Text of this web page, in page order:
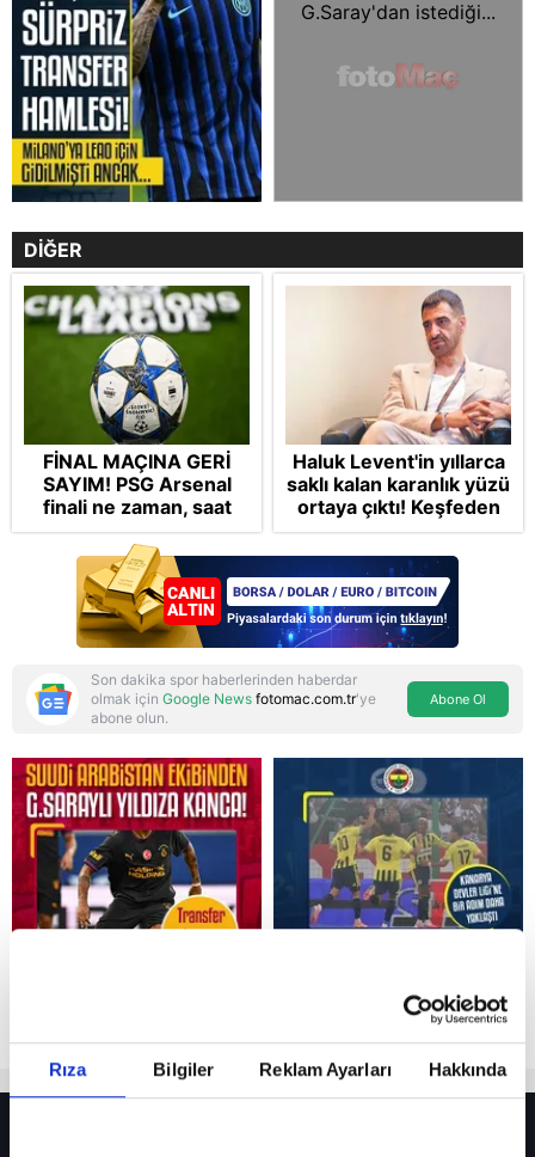
Rıza Bilgiler Reklam Ayarları Hakkında
Reddet
DİĞER
FİNAL MAÇINA GERİ
SAYIM! PSG Arsenal
finali ne zaman, saat
kaçta oynanacak ve
hangi kanalda
yayınlanacak?
Haluk Levent'in yıllarca
saklı kalan karanlık yüzü
ortaya çıktı! Keşfeden
Yıldıray Gürgen'den
çarpıcı iddialar: "Hapis
yatarken bile kumar
oynuyordu"
Son dakika spor haberlerinden haberdar
olmak için Google News fotomac.com.tr'ye
abone olun.
Abone Ol